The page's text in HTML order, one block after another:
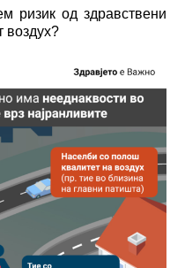
ризик од здравствени
воздух?